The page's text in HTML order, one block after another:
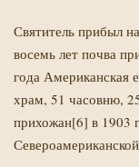
Святитель прибыл
восемь лет почва
года Американская
храм, 51 часовню,
прихожан[6] в 1903